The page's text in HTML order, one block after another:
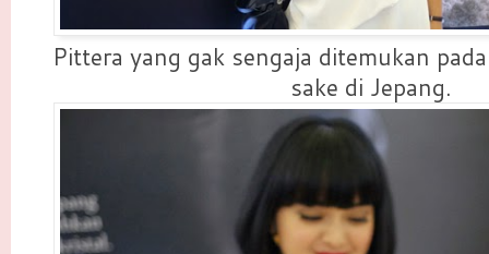
Pittera yang gak sengaja ditemukan
sake di Jepang.